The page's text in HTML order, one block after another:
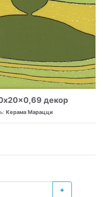
декор
Керама Марацци
+